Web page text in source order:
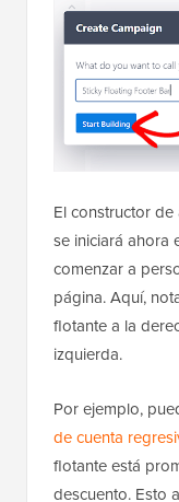
El constructor
se iniciará ahora
comenzar a
página. Aquí,
flotante a la
izquierda.
Por ejemplo,
de cuenta
flotante está
descuento. Esto